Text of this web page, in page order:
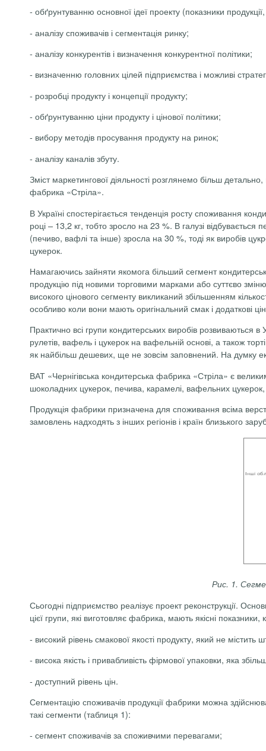
- обґрунтуванню основної ідеї проекту (показники
- аналізу споживачів і сегментація ринку;
- аналізу конкурентів і визначення конкурентної політики;
- визначенню головних цілей підприємства і можливі
- розробці продукту і концепції продукту;
- обґрунтуванню ціни продукту і цінової політики;
- вибору методів просування продукту на ринок;
- аналізу каналів збуту.
Зміст маркетингової діяльності розглянемо більш
фабрика «Стріла».
В Україні спостерігається тенденція росту споживання
році – 13,2 кг, тобто зросло на 23 %. В галузі відбувається
(печиво, вафлі та інше) зросла на 30 %, тоді як виробів
цукерок.
Намагаючись зайняти якомога більший сегмент
продукцію під новими торговими марками або суттєво
високого цінового сегменту викликаний збільшенням
особливо коли вони мають оригінальний смак і додаткові
Практично всі групи кондитерських виробів розвиваються
рулетів, вафель і цукерок на вафельній основі, а також
як найбільш дешевих, ще не зовсім заповнений. На думку
ВАТ «Чернігівська кондитерська фабрика «Стріла» є
шоколадних цукерок, печива, карамелі, вафельних
Продукція фабрики призначена для споживання всіма
замовлень надходять з інших регіонів і країн близького
Рис. 1.
Сьогодні підприємство реалізує проект реконструкції.
цієї групи, які виготовляє фабрика, мають якісні показники,
- високий рівень смакової якості продукту, який не містить
- висока якість і привабливість фірмової упаковки, яка
- доступний рівень цін.
Сегментацію споживачів продукції фабрики можна
такі сегменти (таблиця 1):
- сегмент споживачів за споживчими перевагами;